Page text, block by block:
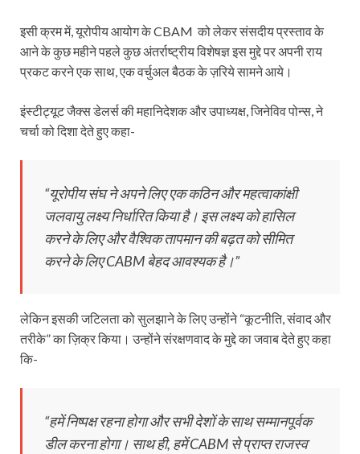
इसी क्रम में, यूरोपीय आयोग के CBAM को लेकर संसदीय प्रस्ताव के
आने के कुछ महीने पहले कुछ अंतर्राष्ट्रीय विशेषज्ञ इस मुद्दे पर अपनी राय
प्रकट करने एक साथ, एक वर्चुअल बैठक के ज़रिये सामने आये।
इंस्टीट्यूट जैक्स डेलर्स की महानिदेशक और उपाध्यक्ष, जिनेविव पोन्स, ने
चर्चा को दिशा देते हुए कहा-
“यूरोपीय संघ ने अपने लिए एक कठिन और महत्वाकांक्षी
जलवायु लक्ष्य निर्धारित किया है। इस लक्ष्य को हासिल
करने के लिए और वैश्विक तापमान की बढ़त को सीमित
करने के लिए CABM बेहद आवश्यक है।”
लेकिन इसकी जटिलता को सुलझाने के लिए उन्होंने “कूटनीति, संवाद और
तरीके” का ज़िक्र किया। उन्होंने संरक्षणवाद के मुद्दे का जवाब देते हुए कहा
कि-
“हमें निष्पक्ष रहना होगा और सभी देशों के साथ सम्मानपूर्वक
डील करना होगा। साथ ही, हमें CABM से प्राप्त राजस्व